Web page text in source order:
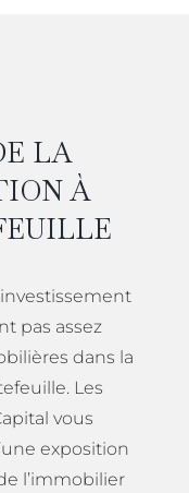
LA
À
pas assez
dans la
Les
vous
exposition
l’immobilier